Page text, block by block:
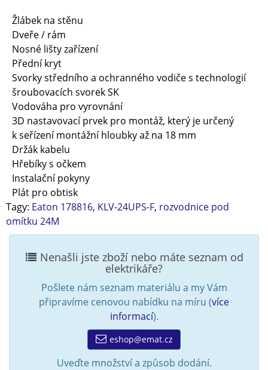
Žlábek na stěnu
Dveře / rám
Nosné lišty zařízení
Přední kryt
Svorky středního a ochranného vodiče s technologií
šroubovacích svorek SK
Vodováha pro vyrovnání
3D nastavovací prvek pro montáž, který je určený
k seřízení montážní hloubky až na 18 mm
Držák kabelu
Hřebíky s očkem
Instalační pokyny
Plát pro obtisk
Tagy: Eaton 178816, KLV-24UPS-F, rozvodnice pod
omítku 24M
Nenašli jste zboží nebo máte seznam od
elektrikáře?
Pošlete nám seznam materiálu a my Vám
připravíme cenovou nabídku na míru (více
informací).
eshop@emat.cz
Uveďte množství a způsob dodání.